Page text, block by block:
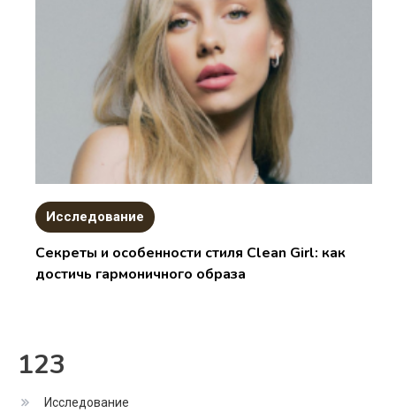
Исследование
Секреты и особенности стиля Clean Girl: как
достичь гармоничного образа
123
Исследование